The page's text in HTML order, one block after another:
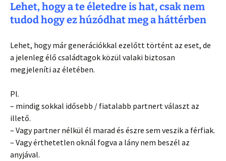
Lehet, hogy a te életedre is hat, csak nem
tudod hogy ez húzódhat meg a háttérben
Lehet, hogy már generációkkal ezelőtt történt az eset, de
a jelenleg élő családtagok közül valaki biztosan
megjeleníti az életében.
Pl.
– mindig sokkal idősebb / fiatalabb partnert választ az
illető.
– Vagy partner nélkül él marad és észre sem veszik a férfiak.
– Vagy érthetetlen oknál fogva a lány nem beszél az
anyjával.